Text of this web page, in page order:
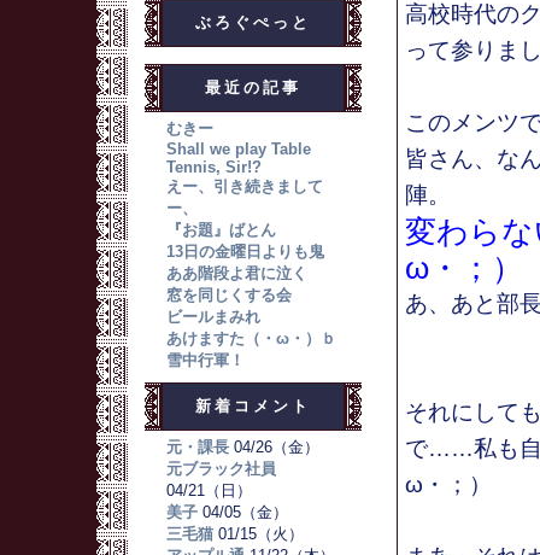
ぶろぐぺっと
最近の記事
むきー
Shall we play Table
Tennis, Sir!?
えー、引き続きまして
ー、
『お題』ばとん
13日の金曜日よりも鬼
ああ階段よ君に泣く
窓を同じくする会
ビールまみれ
あけますた（・ω・）ｂ
雪中行軍！
新着コメント
元・課長04/26（金）
元ブラック社員
04/21（日）
美子04/05（金）
三毛猫01/15（火）
高校時代の
って参りま
このメンツ
皆さん、な
陣。
変わら
ω・；）
あ、あと部
それにして
で……私も自
ω・；）